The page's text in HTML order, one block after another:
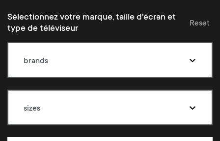
Sélectionnez votre marque, taille d'écran et
type de téléviseur
Reset
brands
sizes